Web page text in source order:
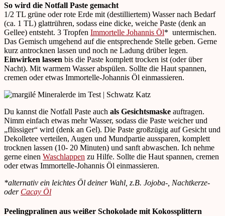
So wird die Notfall Paste gemacht
1/2 TL grüne oder rote Erde mit (destilliertem) Wasser nach Bedarf
(ca. 1 TL) glattrühren, sodass eine dicke, weiche Paste (denk an
Gellee) entsteht. 3 Tropfen Immortelle Johannis Öl* untermischen.
Das Gemisch umgehend auf die entsprechende Stelle geben. Gerne
kurz antrocknen lassen und noch ne Ladung drüber legen.
Einwirken lassen bis die Paste komplett trocken ist (oder über
Nacht). Mit warmem Wasser abspülen. Sollte die Haut spannen,
cremen oder etwas Immortelle-Johannis Öl einmassieren.
Du kannst die Notfall Paste auch als Gesichtsmaske auftragen.
Nimm einfach etwas mehr Wasser, sodass die Paste weicher und
„flüssiger“ wird (denk an Gel). Die Paste großzügig auf Gesicht und
Dekolletee verteilen, Augen und Mundpartie aussparen, komplett
trocknen lassen (10- 20 Minuten) und sanft abwaschen. Ich nehme
gerne einen Waschlappen zu Hilfe. Sollte die Haut spannen, cremen
oder etwas Immortelle-Johannis Öl einmassieren.
*alternativ ein leichtes Öl deiner Wahl, z.B. Jojoba-, Nachtkerze-
oder Cacay Öl
Peelingpralinen aus weißer Schokolade mit Kokossplittern